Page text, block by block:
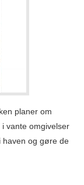
planer om
vante omgivelser
og gøre de